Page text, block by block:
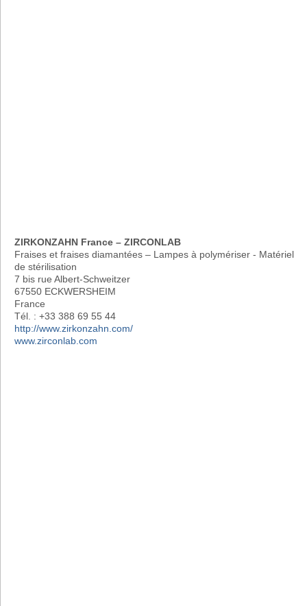
ZIRKONZAHN France – ZIRCONLAB
Fraises et fraises diamantées – Lampes à polymériser - Matériel
de stérilisation
7 bis rue Albert-Schweitzer
67550 ECKWERSHEIM
France
Tél. : +33 388 69 55 44
http://www.zirkonzahn.com/
www.zirconlab.com